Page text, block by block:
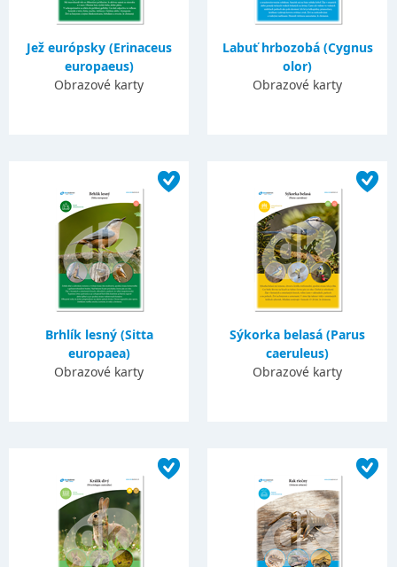
Jež európsky (Erinaceus
europaeus)
Obrazové karty
Labuť hrbozobá (Cygnus
olor)
Obrazové karty
Brhlík lesný (Sitta
europaea)
Obrazové karty
Sýkorka belasá (Parus
caeruleus)
Obrazové karty